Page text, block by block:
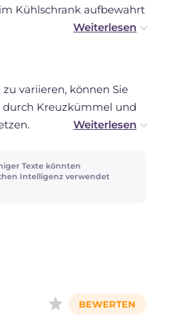
Kühlschrank aufbewahrt
ab.
variieren, können Sie
Kreuzkümmel und
nach Ihrem
die Mengen nach
Texte könnten
Intelligenz verwendet